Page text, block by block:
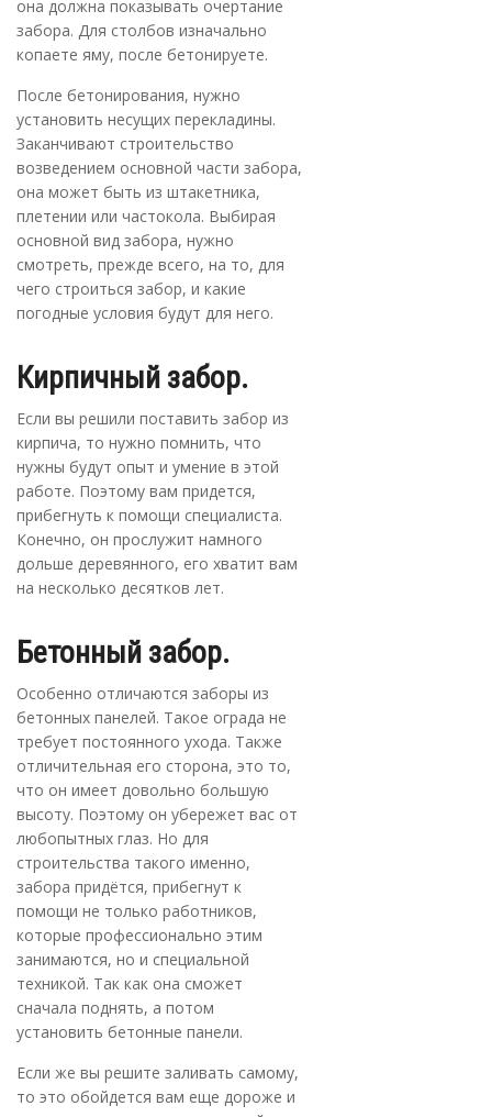
она должна показывать очертание
забора. Для столбов изначально
копаете яму, после бетонируете.
После бетонирования, нужно
установить несущих перекладины.
Заканчивают строительство
возведением основной части забора,
она может быть из штакетника,
плетении или частокола. Выбирая
основной вид забора, нужно
смотреть, прежде всего, на то, для
чего строиться забор, и какие
погодные условия будут для него.
Кирпичный забор.
Если вы решили поставить забор из
кирпича, то нужно помнить, что
нужны будут опыт и умение в этой
работе. Поэтому вам придется,
прибегнуть к помощи специалиста.
Конечно, он прослужит намного
дольше деревянного, его хватит вам
на несколько десятков лет.
Бетонный забор.
Особенно отличаются заборы из
бетонных панелей. Такое ограда не
требует постоянного ухода. Также
отличительная его сторона, это то,
что он имеет довольно большую
высоту. Поэтому он убережет вас от
любопытных глаз. Но для
строительства такого именно,
забора придётся, прибегнут к
помощи не только работников,
которые профессионально этим
занимаются, но и специальной
техникой. Так как она сможет
сначала поднять, а потом
установить бетонные панели.
Если же вы решите заливать самому,
то это обойдется вам еще дороже и